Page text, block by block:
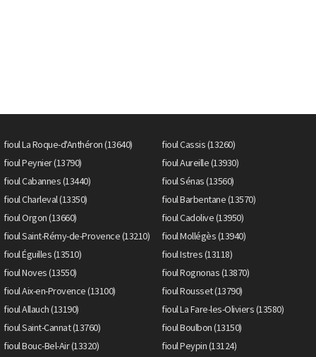
fioul La Roque-d'Anthéron (13640)
fioul Cassis (13260)
fioul Peynier (13790)
fioul Aureille (13930)
fioul Cabannes (13440)
fioul Sénas (13560)
fioul Charleval (13350)
fioul Barbentane (13570)
fioul Orgon (13660)
fioul Cadolive (13950)
fioul Saint-Rémy-de-Provence (13210)
fioul Mollégès (13940)
fioul Éguilles (13510)
fioul Istres (13118)
fioul Noves (13550)
fioul Rognonas (13870)
fioul Aix-en-Provence (13100)
fioul Rousset (13790)
fioul Allauch (13190)
fioul La Fare-les-Oliviers (13580)
fioul Saint-Cannat (13760)
fioul Boulbon (13150)
fioul Bouc-Bel-Air (13320)
fioul Peypin (13124)